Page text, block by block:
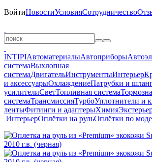
ВойтиНовостиУсловияСотрудничество
INTIPIАвтоматериалыАвтоприборы
системаВыхлопная
системаДвигательИнструментыИнтерьер
и аксессуарыОхлаждениеПатрубки и
усилителиСветТопливная система
системаТрансмиссияТурбоУплотнители и
лентыФитинги и адаптерыХимия
ИнтерьерОплётки на рульОплётки по